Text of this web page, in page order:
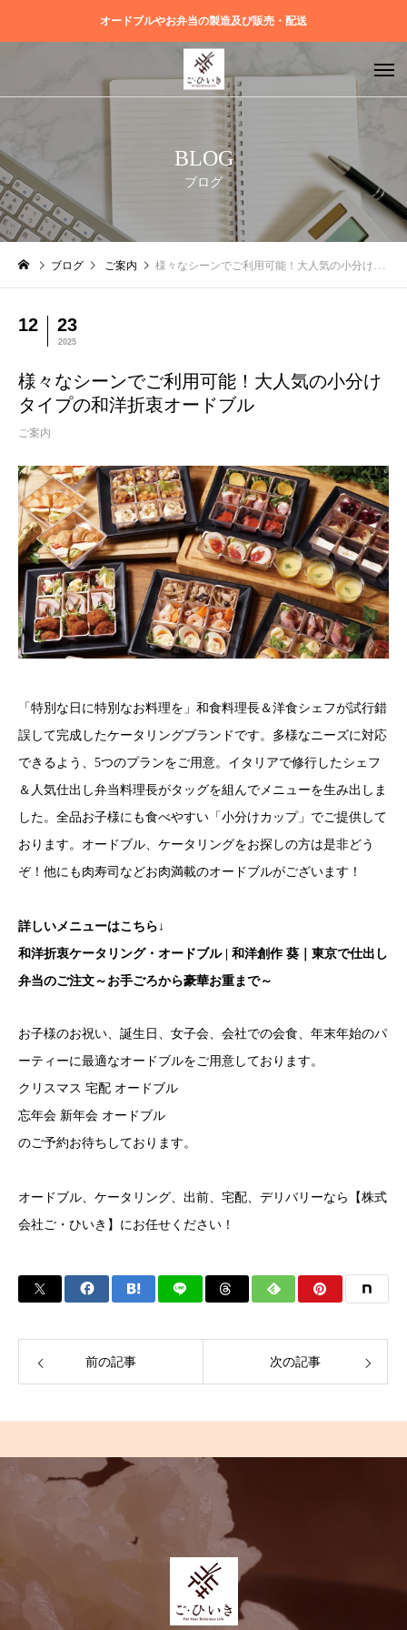
オードブルやお弁当の製造及び販売・配送
BLOG
ブログ
ブログ ご案内 様々なシーンでご利用可能！大人気の小分けタイプの和洋折衷オードブル
12 23
2025
様々なシーンでご利用可能！大人気の小分け
タイプの和洋折衷オードブル
ご案内
「特別な日に特別なお料理を」和食料理長＆洋食シェフが試行錯
誤して完成したケータリングブランドです。多様なニーズに対応
できるよう、5つのプランをご用意。イタリアで修行したシェフ
＆人気仕出し弁当料理長がタッグを組んでメニューを生み出しま
した。全品お子様にも食べやすい「小分けカップ」でご提供して
おります。オードブル、ケータリングをお探しの方は是非どう
ぞ！他にも肉寿司などお肉満載のオードブルがございます！
詳しいメニューはこちら↓
和洋折衷ケータリング・オードブル | 和洋創作 葵｜東京で仕出し
弁当のご注文～お手ごろから豪華お重まで～
お子様のお祝い、誕生日、女子会、会社での会食、年末年始のパ
ーティーに最適なオードブルをご用意しております。
クリスマス 宅配 オードブル
忘年会 新年会 オードブル
のご予約お待ちしております。
オードブル、ケータリング、出前、宅配、デリバリーなら【株式
会社ご・ひいき】にお任せください！
前の記事 次の記事